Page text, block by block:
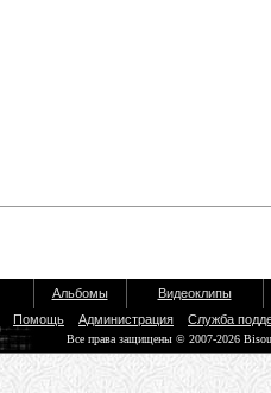
Альбомы
Видеоклипы
Помощь Администрация Служба
Все права защищены © 2007-2026